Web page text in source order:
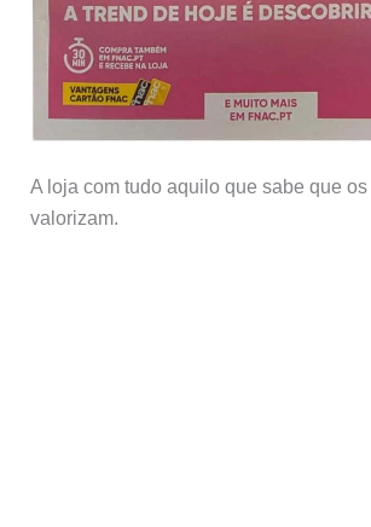
A loja com tudo aquilo que sabe que
valorizam.